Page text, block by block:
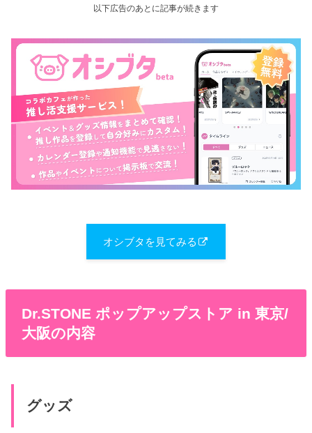
以下広告のあとに記事が続きます
オシブタを見てみる
Dr.STONE ポップアップストア in 東京/
大阪の内容
グッズ